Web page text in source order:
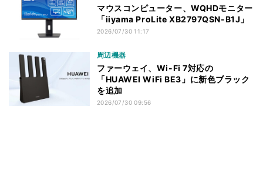
マウスコンピューター、WQHDモニター
「iiyama ProLite XB2797QSN-B1J」
2026/07/30 11:17
周辺機器
ファーウェイ、Wi-Fi 7対応の
「HUAWEI WiFi BE3」に新色ブラック
を追加
2026/07/30 09:56